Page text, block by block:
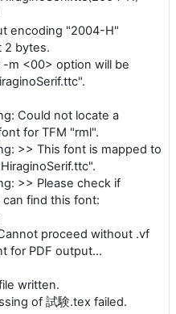
encoding "2004-H"
2 bytes.
m <00> option will be
Could not locate a
for TFM "rml".
>> This font is mapped to
>> Please check if
can find this font:
proceed without .vf
for PDF output...
written.
of 試験.tex failed.